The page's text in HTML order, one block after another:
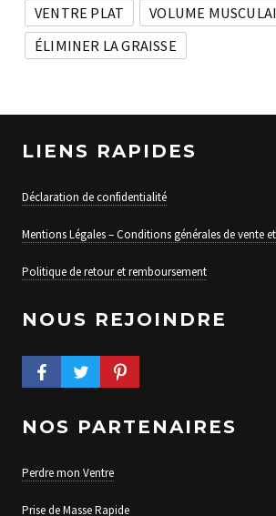
VENTRE PLAT
VOLUME
ÉLIMINER LA GRAISSE
LIENS RAPIDES
Déclaration de confidentialité
Mentions Légales – Conditions générales de vente
Politique de retour et remboursement
NOUS REJOINDRE
FACEBOOK PROFILE
TWITTER PROFILEPINTEREST PROFILE
NOS PARTENAIRES
Perdre mon Ventre
Prise de Masse Rapide